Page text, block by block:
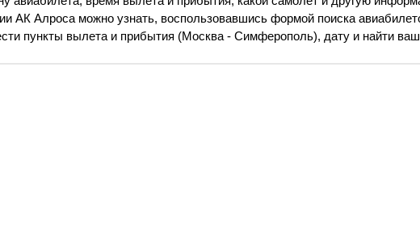
АК Алроса можно узнать, воспользовавшись формой поиска
пункты вылета и прибытия (Москва - Симферополь), дату и найти